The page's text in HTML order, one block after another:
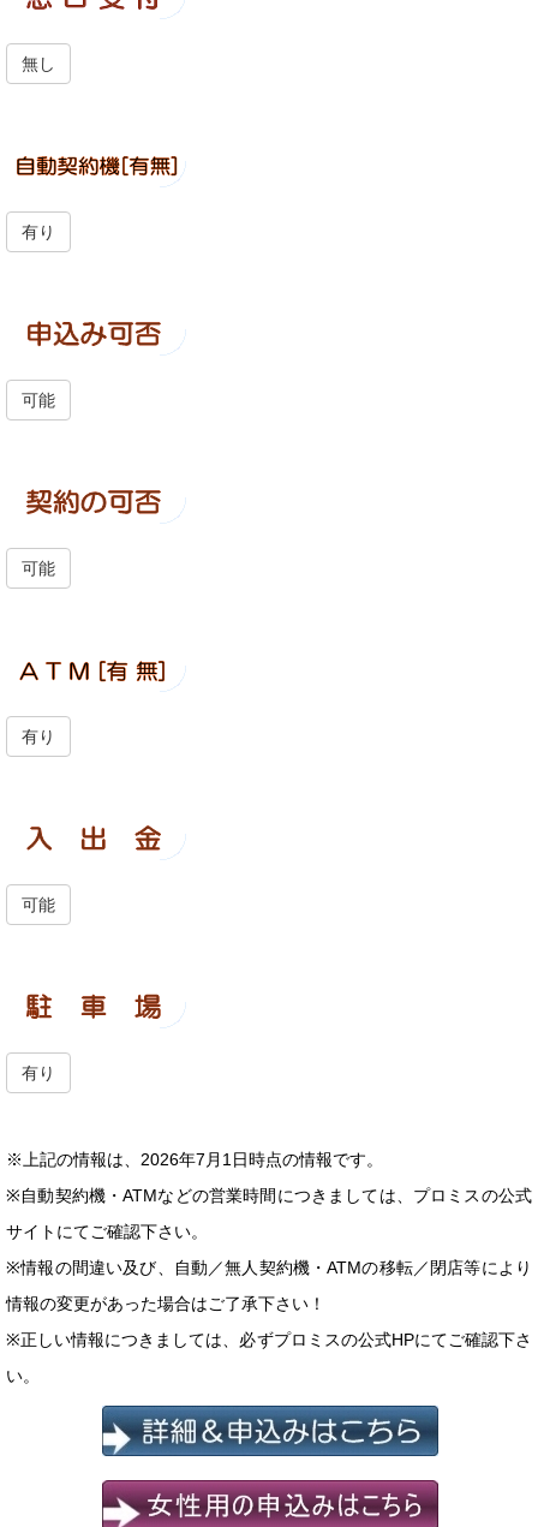
無し
有り
可能
可能
有り
可能
有り
※上記の情報は、2026年7月1日時点の情報です。
※自動契約機・ATMなどの営業時間につきましては、プロミスの公式
サイトにてご確認下さい。
※情報の間違い及び、自動／無人契約機・ATMの移転／閉店等により
情報の変更があった場合はご了承下さい！
※正しい情報につきましては、必ずプロミスの公式HPにてご確認下さ
い。